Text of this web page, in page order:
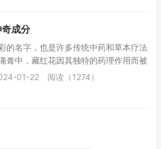
成分
的名字，也是许多传统中药和草本疗法
膏中，藏红花因其独特的药理作用而被
藏红花的神奇功效及其...
01-22 阅读（1274）